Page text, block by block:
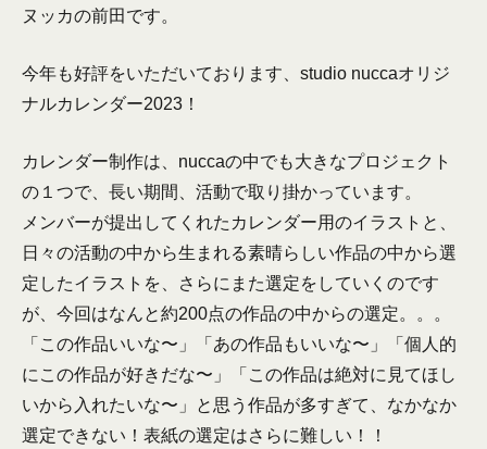
ヌッカの前田です。
今年も好評をいただいております、studio nuccaオリジ
ナルカレンダー2023！
カレンダー制作は、nuccaの中でも大きなプロジェクト
の１つで、長い期間、活動で取り掛かっています。
メンバーが提出してくれたカレンダー用のイラストと、
日々の活動の中から生まれる素晴らしい作品の中から選
定したイラストを、さらにまた選定をしていくのです
が、今回はなんと約200点の作品の中からの選定。。。
「この作品いいな〜」「あの作品もいいな〜」「個人的
にこの作品が好きだな〜」「この作品は絶対に見てほし
いから入れたいな〜」と思う作品が多すぎて、なかなか
選定できない！表紙の選定はさらに難しい！！